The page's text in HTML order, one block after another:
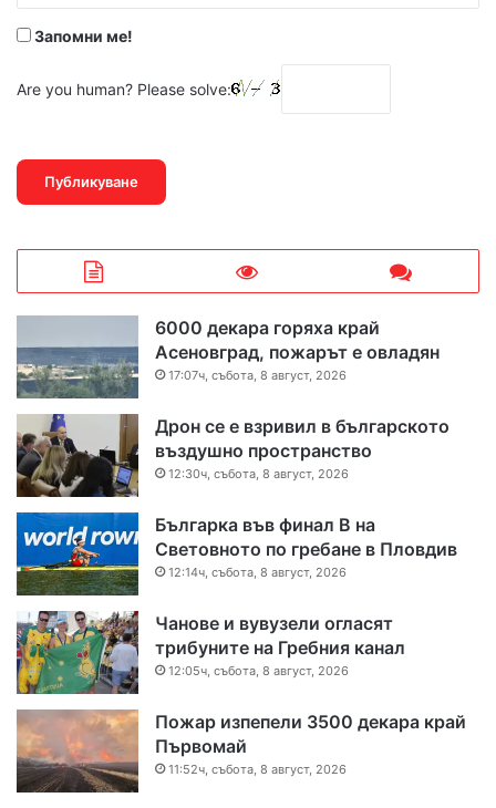
Запомни ме!
Are you human? Please solve:
6000 декара горяха край
Асеновград, пожарът е овладян
17:07ч, събота, 8 август, 2026
Дрон се е взривил в българското
въздушно пространство
12:30ч, събота, 8 август, 2026
Българка във финал B на
Световното по гребане в Пловдив
12:14ч, събота, 8 август, 2026
Чанове и вувузели огласят
трибуните на Гребния канал
12:05ч, събота, 8 август, 2026
Пожар изпепели 3500 декара край
Първомай
11:52ч, събота, 8 август, 2026